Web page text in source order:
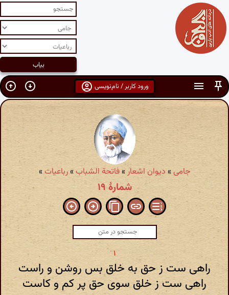
ورود کاربر / نام‌نویسی
جامی» دیوان اشعار»فاتحة الشباب»رباعیات»
شمارهٔ ۱۹
راهی ست ز حق به خلق بس روشن و راست
راهی ست ز خلق سوی حق پر کم و کاست